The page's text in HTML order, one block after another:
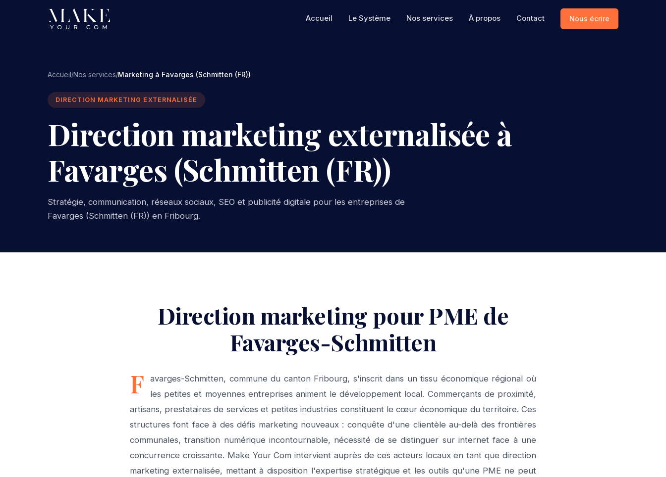
Accueil Le Système Nos services À propos Contact Nous écrire
Accueil/Nos services/Marketing à Favarges (Schmitten (FR))
DIRECTION MARKETING EXTERNALISÉE
Direction marketing externalisée à
Favarges (Schmitten (FR))
Stratégie, communication, réseaux sociaux, SEO et publicité digitale pour les entreprises de
Favarges (Schmitten (FR)) en Fribourg.
Direction marketing pour PME de
Favarges-Schmitten
F
avarges-Schmitten, commune du canton Fribourg, s'inscrit dans un tissu économique régional où
les petites et moyennes entreprises animent le développement local. Commerçants de proximité,
artisans, prestataires de services et petites industries constituent le cœur économique du territoire. Ces
structures font face à des défis marketing nouveaux : conquête d'une clientèle au-delà des frontières
communales, transition numérique incontournable, nécessité de se distinguer sur internet face à une
concurrence croissante. Make Your Com intervient auprès de ces acteurs locaux en tant que direction
marketing externalisée, mettant à disposition l'expertise stratégique et les outils qu'une PME ne peut